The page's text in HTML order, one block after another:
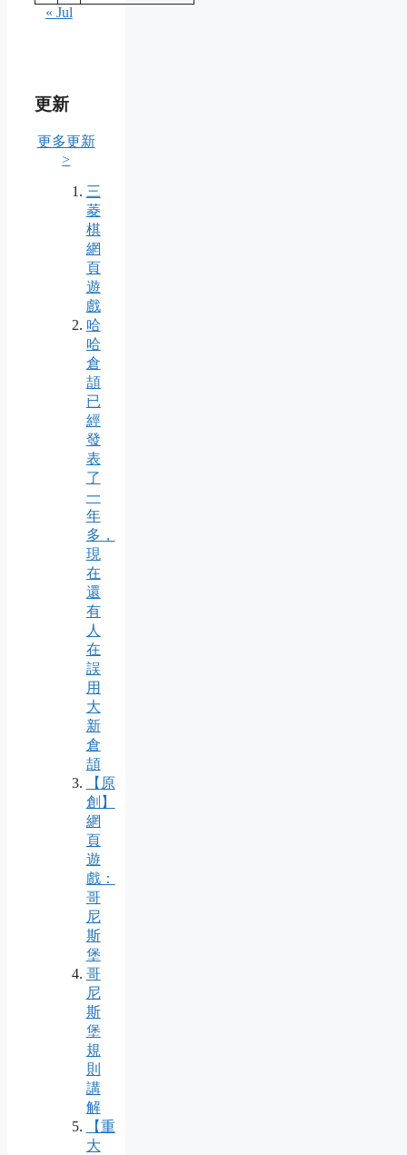
« Jul
更新
更多更新
>
三
菱
棋
網
頁
遊
戲
哈
哈
倉
頡
已
經
發
表
了
一
年
多，
現
在
還
有
人
在
誤
用
大
新
倉
頡
【原
創】
網
頁
遊
戲：
哥
尼
斯
堡
哥
尼
斯
堡
規
則
講
解
【重
大